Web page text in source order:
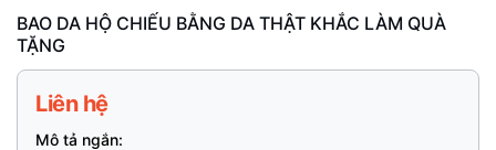
BAO DA HỘ CHIẾU BẰNG DA THẬT KHẮC LÀM QUÀ
TẶNG
Liên hệ
Mô tả ngắn: